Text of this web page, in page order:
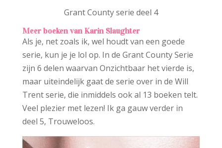
Grant County serie deel 4
Meer boeken van Karin Slaughter
Als je, net zoals ik, wel houdt van een goede
serie, kun je je lol op. In de Grant County Serie
zijn 6 delen waarvan Onzichtbaar het vierde is,
maar uiteindelijk gaat de serie over in de Will
Trent serie, die inmiddels ook al 13 boeken telt.
Veel plezier met lezen! Ik ga gauw verder in
deel 5, Trouweloos.